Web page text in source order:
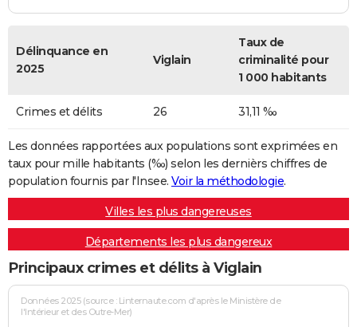
Délinquance en
2025
Viglain
Taux de
criminalité pour
1 000 habitants
Crimes et délits 26 31,11 ‰
Les données rapportées aux populations sont exprimées en
taux pour mille habitants (‰) selon les dernièrs chiffres de
population fournis par l'Insee. Voir la méthodologie.
Villes les plus dangereuses
Départements les plus dangereux
Principaux crimes et délits à Viglain
Données 2025 (source : Linternaute.com d'après le Ministère de
l'Intérieur et des Outre-Mer)